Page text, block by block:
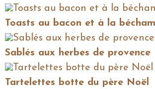
Toasts au bacon et à la
Sablés aux herbes de provence
Tartelettes botte du père Noël